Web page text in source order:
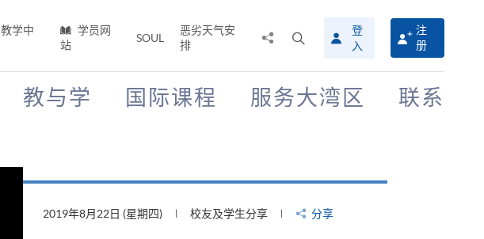
教学中
学员网
站
SOUL
恶劣天气安
排
搜
寻
介
登
入
注
册
教与学 国际课程 服务大湾区 联系
2019年8月22日 (星期四) 校友及学生分享 分享